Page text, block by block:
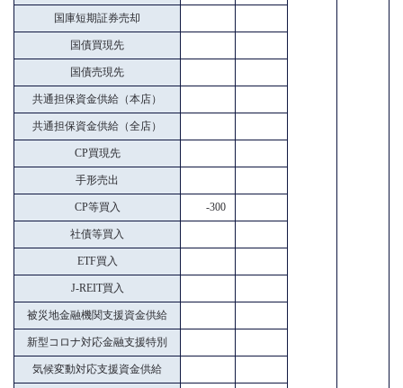
国庫短期証券売却
国債買現先
国債売現先
共通担保資金供給（本店）
共通担保資金供給（全店）
CP買現先
手形売出
CP等買入 -300
社債等買入
ETF買入
J-REIT買入
被災地金融機関支援資金供給
新型コロナ対応金融支援特別
気候変動対応支援資金供給